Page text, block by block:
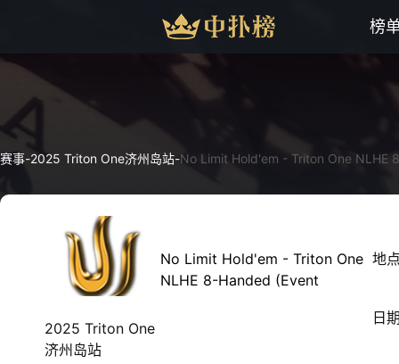
榜
赛事-2025 Triton One济州岛站-No Limit Hold'em - Triton One NLHE
2025 Triton One
济州岛站
No Limit Hold'em - Triton One
NLHE 8-Handed (Event
地
日